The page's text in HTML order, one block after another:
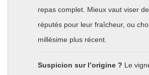
repas complet. Mieux vaut viser
réputés pour leur fraîcheur, ou
millésime plus récent.
Suspicion sur l’origine ? Le